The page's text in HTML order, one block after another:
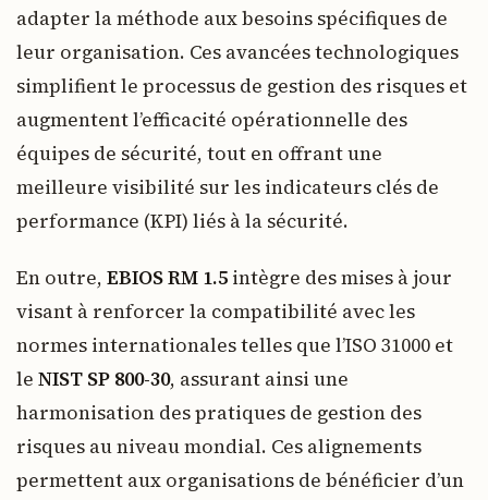
adapter la méthode aux besoins spécifiques de
leur organisation. Ces avancées technologiques
simplifient le processus de gestion des risques et
augmentent l’efficacité opérationnelle des
équipes de sécurité, tout en offrant une
meilleure visibilité sur les indicateurs clés de
performance (KPI) liés à la sécurité.
En outre, EBIOS RM 1.5 intègre des mises à jour
visant à renforcer la compatibilité avec les
normes internationales telles que l’ISO 31000 et
le NIST SP 800-30, assurant ainsi une
harmonisation des pratiques de gestion des
risques au niveau mondial. Ces alignements
permettent aux organisations de bénéficier d’un